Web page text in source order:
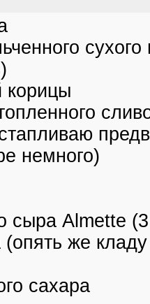
корицы
немного)
сыра Almette
(опять же
сахара